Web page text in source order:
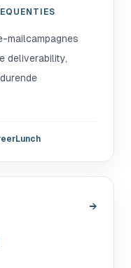
mailcampagnes
deliverability,
→